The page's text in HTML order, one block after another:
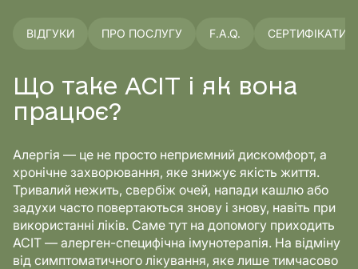
ВІДГУКИ ПРО ПОСЛУГУ F.A.Q. СЕРТИФІКАТИ
Що таке АСІТ і як вона
працює?
Алергія — це не просто неприємний дискомфорт, а
хронічне захворювання, яке знижує якість життя.
Тривалий нежить, свербіж очей, напади кашлю або
задухи часто повертаються знову і знову, навіть при
використанні ліків. Саме тут на допомогу приходить
АСІТ — алерген-специфічна імунотерапія. На відміну
від симптоматичного лікування, яке лише тимчасово